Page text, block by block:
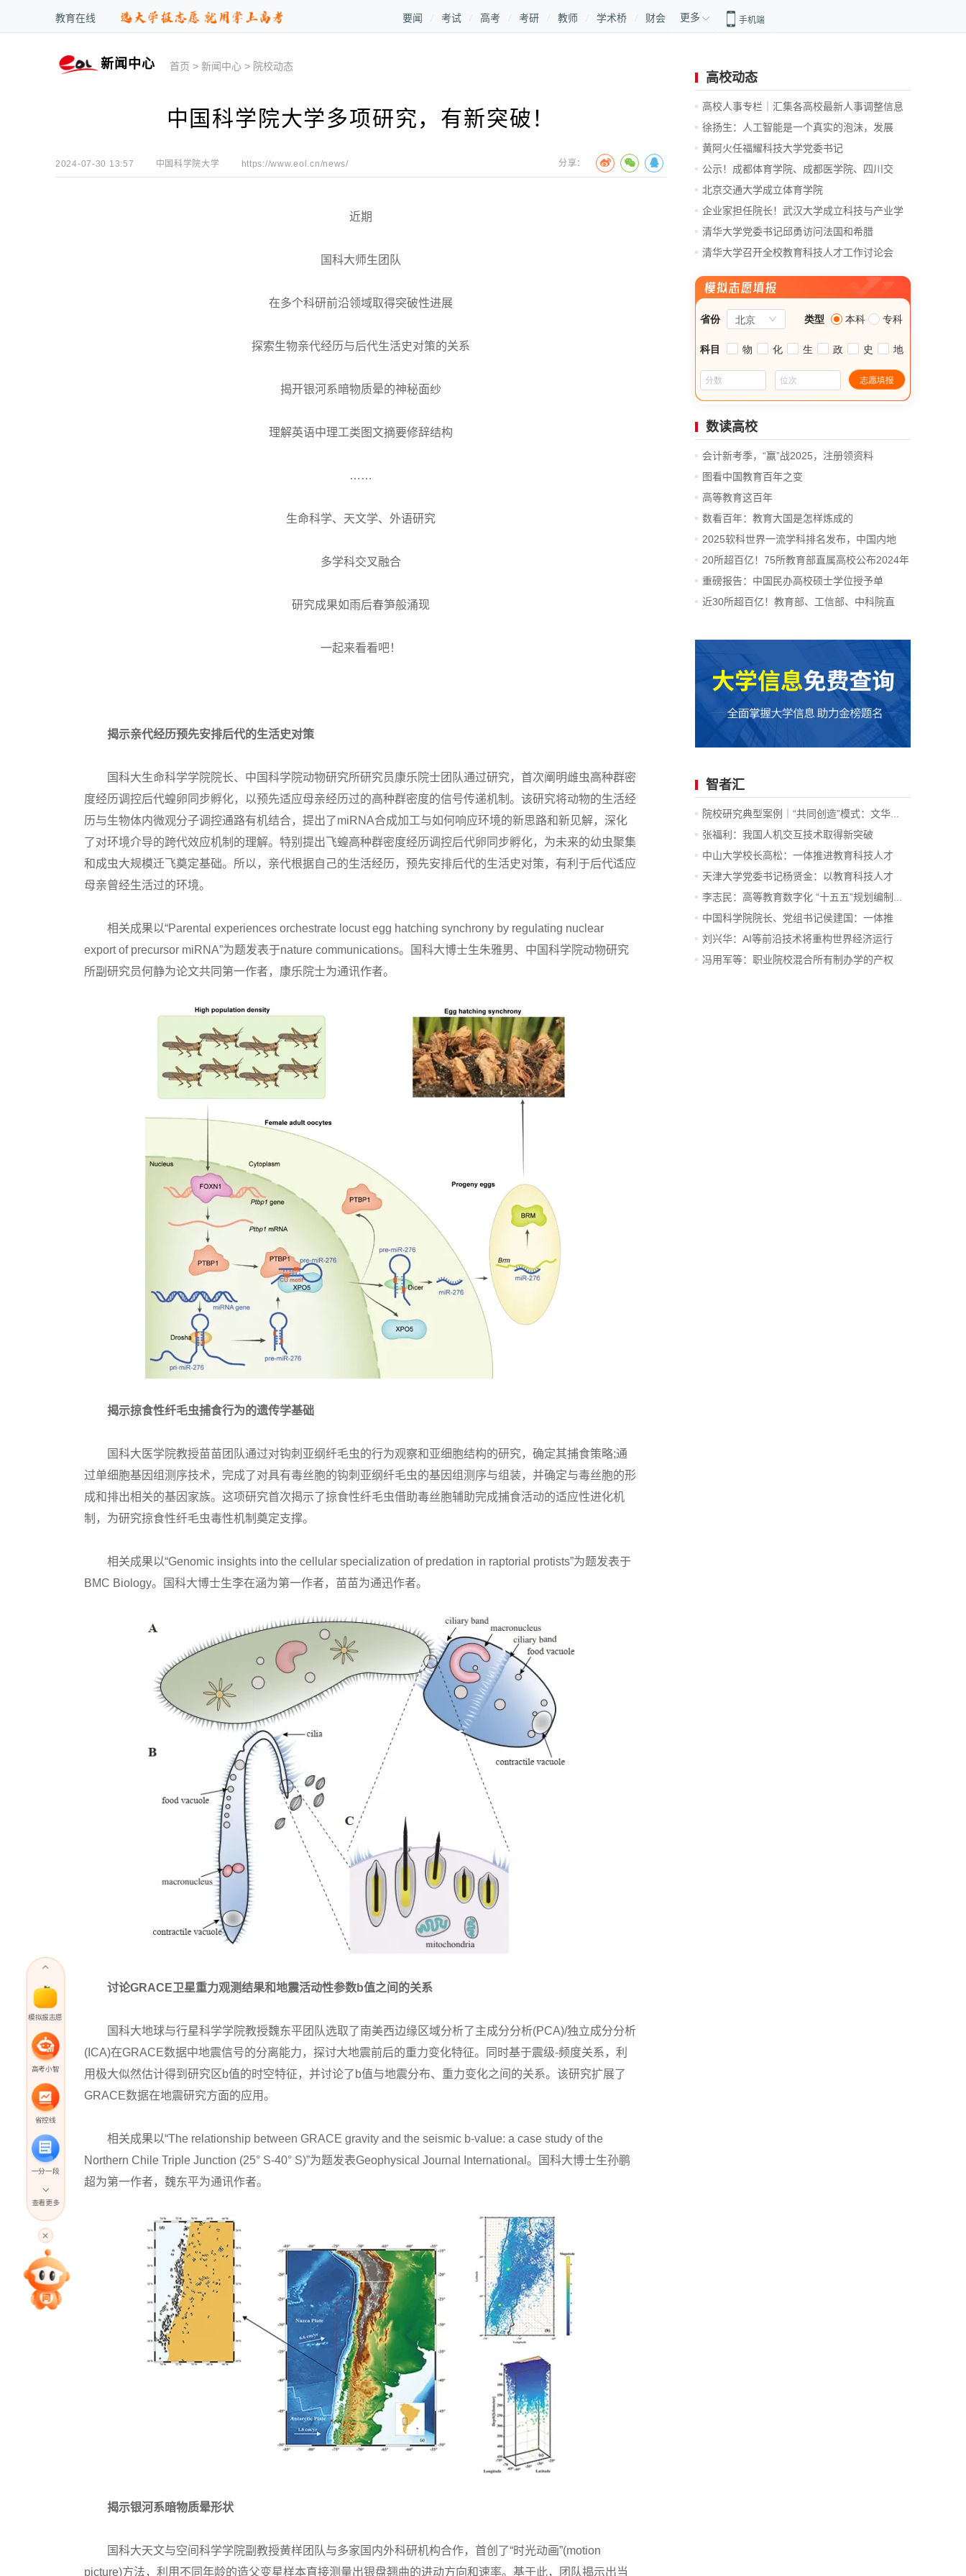
教育在线 要闻 考试 高考 考研 教师 学术桥 财会 更多 手机端
新闻中心 首页 >新闻中心 > 院校动态
中国科学院大学多项研究，有新突破！
2024-07-30 13:57 中国科学院大学 https://www.eol.cn/news/ 分享：
近期
国科大师生团队
在多个科研前沿领域取得突破性进展
探索生物亲代经历与后代生活史对策的关系
揭开银河系暗物质晕的神秘面纱
理解英语中理工类图文摘要修辞结构
……
生命科学、天文学、外语研究
多学科交叉融合
研究成果如雨后春笋般涌现
一起来看看吧！
揭示亲代经历预先安排后代的生活史对策
国科大生命科学学院院长、中国科学院动物研究所研究员康乐院士团队通过研究，首次阐明雌虫高种群密
度经历调控后代蝗卵同步孵化，以预先适应母亲经历过的高种群密度的信号传递机制。该研究将动物的生活经
历与生物体内微观分子调控通路有机结合，提出了miRNA合成加工与如何响应环境的新思路和新见解，深化
了对环境介导的跨代效应机制的理解。特别提出飞蝗高种群密度经历调控后代卵同步孵化，为未来的幼虫聚集
和成虫大规模迁飞奠定基础。所以，亲代根据自己的生活经历，预先安排后代的生活史对策，有利于后代适应
母亲曾经生活过的环境。
相关成果以“Parental experiences orchestrate locust egg hatching synchrony by regulating nuclear
export of precursor miRNA”为题发表于nature communications。国科大博士生朱雅男、中国科学院动物研究
所副研究员何静为论文共同第一作者，康乐院士为通讯作者。
揭示掠食性纤毛虫捕食行为的遗传学基础
国科大医学院教授苗苗团队通过对钩刺亚纲纤毛虫的行为观察和亚细胞结构的研究，确定其捕食策略;通
过单细胞基因组测序技术，完成了对具有毒丝胞的钩刺亚纲纤毛虫的基因组测序与组装，并确定与毒丝胞的形
成和排出相关的基因家族。这项研究首次揭示了掠食性纤毛虫借助毒丝胞辅助完成捕食活动的适应性进化机
制，为研究掠食性纤毛虫毒性机制奠定支撑。
相关成果以“Genomic insights into the cellular specialization of predation in raptorial protists”为题发表于
BMC Biology。国科大博士生李在涵为第一作者，苗苗为通迅作者。
讨论GRACE卫星重力观测结果和地震活动性参数b值之间的关系
国科大地球与行星科学学院教授魏东平团队选取了南美西边缘区域分析了主成分分析(PCA)/独立成分分析
(ICA)在GRACE数据中地震信号的分离能力，探讨大地震前后的重力变化特征。同时基于震级-频度关系，利
用极大似然估计得到研究区b值的时空特征，并讨论了b值与地震分布、重力变化之间的关系。该研究扩展了
GRACE数据在地震研究方面的应用。
相关成果以“The relationship between GRACE gravity and the seismic b-value: a case study of the
Northern Chile Triple Junction (25° S-40° S)”为题发表Geophysical Journal International。国科大博士生孙鹏
超为第一作者，魏东平为通讯作者。
揭示银河系暗物质晕形状
国科大天文与空间科学学院副教授黄样团队与多家国内外科研机构合作，首创了“时光动画”(motion
picture)方法，利用不同年龄的造父变星样本直接测量出银盘翘曲的进动方向和速率。基于此，团队揭示出当
高校动态
高校人事专栏｜汇集各高校最新人事调整信息
徐扬生：人工智能是一个真实的泡沫，发展
前...
黄阿火任福耀科技大学党委书记
公示！成都体育学院、成都医学院、四川交
通...
北京交通大学成立体育学院
企业家担任院长！武汉大学成立科技与产业学
院
清华大学党委书记邱勇访问法国和希腊
清华大学召开全校教育科技人才工作讨论会
模拟报志愿
高考小智
省控线
一分一段
高考直播
专家指导课
查看更多
数读高校
会计新考季，“赢”战2025，注册领资料
图看中国教育百年之变
高等教育这百年
数看百年：教育大国是怎样炼成的
2025软科世界一流学科排名发布，中国内地
14...
20所超百亿！75所教育部直属高校公布2024年
决算
重磅报告：中国民办高校硕士学位授予单
位、...
近30所超百亿！教育部、工信部、中科院直
智者汇
院校研究典型案例｜“共同创造”模式：文华...
张福利：我国人机交互技术取得新突破
中山大学校长高松：一体推进教育科技人才
发...
天津大学党委书记杨贤金：以教育科技人才
一...
李志民：高等教育数字化 “十五五”规划编制...
中国科学院院长、党组书记侯建国：一体推
进...
刘兴华：AI等前沿技术将重构世界经济运行
底...
冯用军等：职业院校混合所有制办学的产权